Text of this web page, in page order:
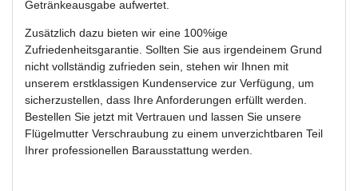
Getränkeausgabe aufwertet.
Zusätzlich dazu bieten wir eine 100%ige
Zufriedenheitsgarantie. Sollten Sie aus irgendeinem Grund
nicht vollständig zufrieden sein, stehen wir Ihnen mit
unserem erstklassigen Kundenservice zur Verfügung, um
sicherzustellen, dass Ihre Anforderungen erfüllt werden.
Bestellen Sie jetzt mit Vertrauen und lassen Sie unsere
Flügelmutter Verschraubung zu einem unverzichtbaren Teil
Ihrer professionellen Barausstattung werden.